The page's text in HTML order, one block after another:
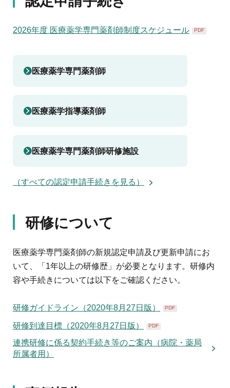
2026年度 医療薬学専門薬剤師制度スケジュール PDF
医療薬学専門薬剤師
医療薬学指導薬剤師
医療薬学専門薬剤師研修施設
（すべての認定申請手続きを見る）
研修について
医療薬学専門薬剤師の新規認定申請及び更新申請にお
いて、「1年以上の研修歴」が必要となります。研修内
容や手続きについては以下をご確認ください。
研修ガイドライン（2020年8月27日版） PDF
研修到達目標（2020年8月27日版） PDF
連携研修に係る契約手続き等のご案内（病院・薬局
所属者用）